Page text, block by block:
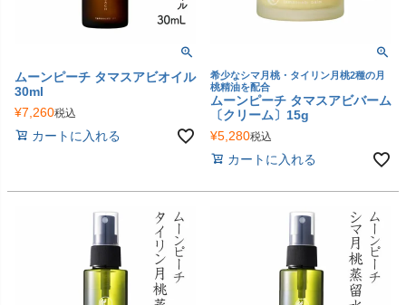
ムーンピーチ タマスアビオイル
30ml
¥7,260税込
カートに入れる
希少なシマ月桃・タイリン月桃2種の月
桃精油を配合
ムーンピーチ タマスアビバーム
〔クリーム〕15g
¥5,280税込
カートに入れる